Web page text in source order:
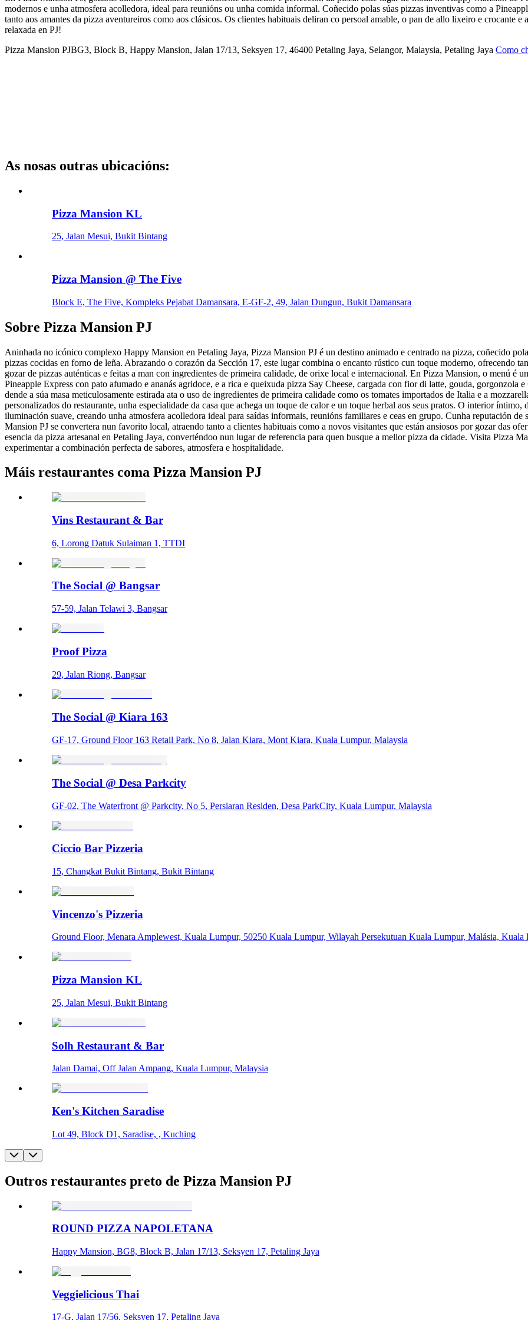
modernos e unha atmosfera acolledora, ideal para reunións ou unha comida informal. Coñecido polas súas pizzas inventivas como a
tanto aos amantes da pizza aventureiros como aos clásicos. Os clientes habituais deliran co persoal amable, o pan de allo lixeiro e crocante
relaxada en PJ!
Pizza Mansion PJBG3, Block B, Happy Mansion, Jalan 17/13, Seksyen 17, 46400 Petaling Jaya, Selangor, Malaysia, Petaling Jaya Como
As nosas outras ubicacións:
Pizza Mansion KL
25, Jalan Mesui, Bukit Bintang
Pizza Mansion @ The Five
Block E, The Five, Kompleks Pejabat Damansara, E-GF-2, 49, Jalan Dungun, Bukit Damansara
Sobre Pizza Mansion PJ
Aninhada no icónico complexo Happy Mansion en Petaling Jaya, Pizza Mansion PJ é un destino animado e centrado na pizza, coñecido
pizzas cocidas en forno de leña. Abrazando o corazón da Sección 17, este lugar combina o encanto rústico cun toque moderno, ofrecendo
gozar de pizzas auténticas e feitas a man con ingredientes de primeira calidade, de orixe local e internacional. En Pizza Mansion, o menú é
Pineapple Express con pato afumado e ananás agridoce, e a rica e queixuda pizza Say Cheese, cargada con fior di latte, gouda, gorgonzola
dende a súa masa meticulosamente estirada ata o uso de ingredientes de primeira calidade como os tomates importados de Italia e a
personalizados do restaurante, unha especialidade da casa que achega un toque de calor e un toque herbal aos seus pratos. O interior
iluminación suave, creando unha atmosfera acolledora ideal para saídas informais, reunións familiares e ceas en grupo. Cunha reputación
Mansion PJ se convertera nun favorito local, atraendo tanto a clientes habituais como a novos visitantes que están ansiosos por gozar das
esencia da pizza artesanal en Petaling Jaya, converténdoo nun lugar de referencia para quen busque a mellor pizza da cidade. Visita Pizza
experimentar a combinación perfecta de sabores, atmosfera e hospitalidade.
Máis restaurantes coma Pizza Mansion PJ
Vins Restaurant & Bar
6, Lorong Datuk Sulaiman 1, TTDI
The Social @ Bangsar
57-59, Jalan Telawi 3, Bangsar
Proof Pizza
29, Jalan Riong, Bangsar
The Social @ Kiara 163
GF-17, Ground Floor 163 Retail Park, No 8, Jalan Kiara, Mont Kiara, Kuala Lumpur, Malaysia
The Social @ Desa Parkcity
GF-02, The Waterfront @ Parkcity, No 5, Persiaran Residen, Desa ParkCity, Kuala Lumpur, Malaysia
Ciccio Bar Pizzeria
15, Changkat Bukit Bintang, Bukit Bintang
Vincenzo's Pizzeria
Ground Floor, Menara Amplewest, Kuala Lumpur, 50250 Kuala Lumpur, Wilayah Persekutuan Kuala Lumpur, Malásia,
Pizza Mansion KL
25, Jalan Mesui, Bukit Bintang
Solh Restaurant & Bar
Jalan Damai, Off Jalan Ampang, Kuala Lumpur, Malaysia
Ken's Kitchen Saradise
Lot 49, Block D1, Saradise, , Kuching
Outros restaurantes preto de Pizza Mansion PJ
ROUND PIZZA NAPOLETANA
Happy Mansion, BG8, Block B, Jalan 17/13, Seksyen 17, Petaling Jaya
Veggielicious Thai
17-G, Jalan 17/56, Seksyen 17, Petaling Jaya